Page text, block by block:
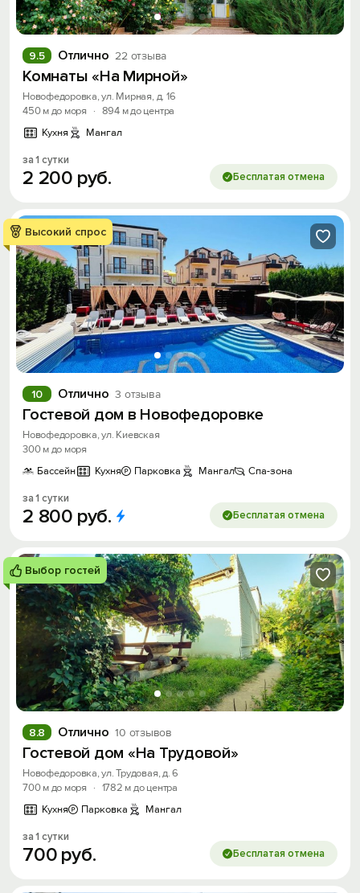
Отлично 22 отзыва
9.5
Комнаты «На Мирной»
Новофедоровка, ул. Мирная, д. 16
450 м до моря
· 894 м до центра
Кухня
Мангал
за 1 сутки
2 200 руб. Бесплатая отмена
Высокий спрос
Отлично 3 отзыва
10
Гостевой дом в Новофедоровке
Новофедоровка, ул. Киевская
300 м до моря
Бассейн
Кухня Парковка Мангал Спа-зона
за 1 сутки
2 800 руб. Бесплатая отмена
Выбор гостей
Отлично 10 отзывов
8.8
Гостевой дом «На Трудовой»
Новофедоровка, ул. Трудовая, д. 6
700 м до моря
· 1782 м до центра
Кухня
Парковка Мангал
за 1 сутки
700 руб. Бесплатая отмена